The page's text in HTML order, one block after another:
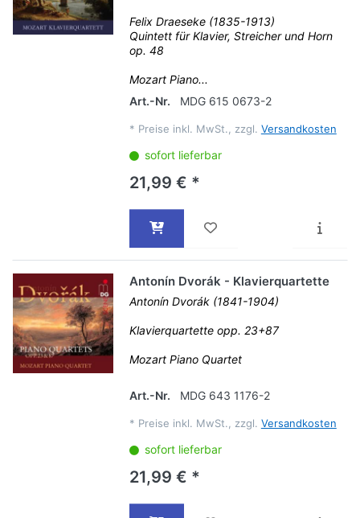
Felix Draeseke (1835-1913)
Quintett für Klavier, Streicher und Horn
op. 48
Mozart Piano...
Art.-Nr.
MDG 615 0673-2
* Preise inkl. MwSt., zzgl. Versandkosten
sofort lieferbar
21,99 € *
Antonín Dvorák - Klavierquartette
Antonín Dvorák (1841-1904)
Klavierquartette opp. 23+87
Mozart Piano Quartet
Art.-Nr. MDG 643 1176-2
* Preise inkl. MwSt., zzgl. Versandkosten
sofort lieferbar
21,99 € *